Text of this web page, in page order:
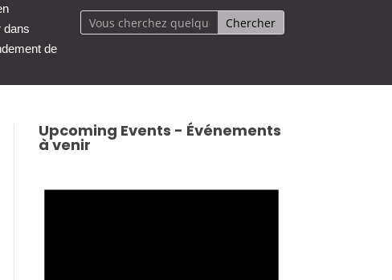
dans
de
Upcoming Events - Événements
à venir